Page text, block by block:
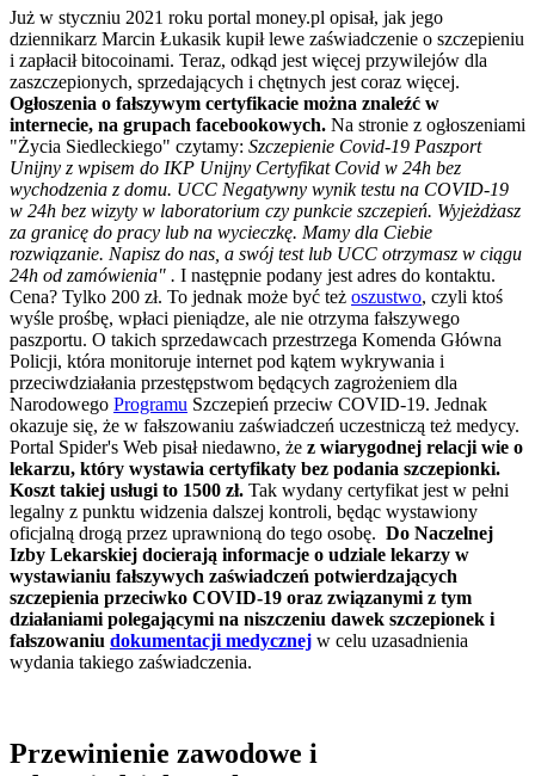
Już w styczniu 2021 roku portal money.pl opisał, jak jego
dziennikarz Marcin Łukasik kupił lewe zaświadczenie o szczepieniu
i zapłacił bitocoinami. Teraz, odkąd jest więcej przywilejów dla
zaszczepionych, sprzedających i chętnych jest coraz więcej.
Ogłoszenia o fałszywym certyfikacie można znaleźć w
internecie, na grupach facebookowych. Na stronie z ogłoszeniami
"Życia Siedleckiego" czytamy: Szczepienie Covid-19 Paszport
Unijny z wpisem do IKP Unijny Certyfikat Covid w 24h bez
wychodzenia z domu. UCC Negatywny wynik testu na COVID-19
w 24h bez wizyty w laboratorium czy punkcie szczepień. Wyjeżdżasz
za granicę do pracy lub na wycieczkę. Mamy dla Ciebie
rozwiązanie. Napisz do nas, a swój test lub UCC otrzymasz w ciągu
24h od zamówienia" . I następnie podany jest adres do kontaktu.
Cena? Tylko 200 zł. To jednak może być też oszustwo, czyli ktoś
wyśle prośbę, wpłaci pieniądze, ale nie otrzyma fałszywego
paszportu. O takich sprzedawcach przestrzega Komenda Główna
Policji, która monitoruje internet pod kątem wykrywania i
przeciwdziałania przestępstwom będących zagrożeniem dla
Narodowego Programu Szczepień przeciw COVID-19. Jednak
okazuje się, że w fałszowaniu zaświadczeń uczestniczą też medycy.
Portal Spider's Web pisał niedawno, że z wiarygodnej relacji wie o
lekarzu, który wystawia certyfikaty bez podania szczepionki.
Koszt takiej usługi to 1500 zł. Tak wydany certyfikat jest w pełni
legalny z punktu widzenia dalszej kontroli, będąc wystawiony
oficjalną drogą przez uprawnioną do tego osobę. Do Naczelnej
Izby Lekarskiej docierają informacje o udziale lekarzy w
wystawianiu fałszywych zaświadczeń potwierdzających
szczepienia przeciwko COVID-19 oraz związanymi z tym
działaniami polegającymi na niszczeniu dawek szczepionek i
fałszowaniu dokumentacji medycznej w celu uzasadnienia
wydania takiego zaświadczenia.
Przewinienie zawodowe i